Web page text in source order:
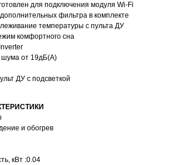
для подключения модуля Wi-Fi
фильтра в комплекте
температуры с пульта ДУ
комфортного сна
шума от 19дБ(А)
ДУ с подсветкой
и обогрев
кВт :0.04